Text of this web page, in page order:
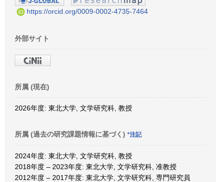
https://orcid.org/0009-0002-4735-7464
外部サイト
所属 (現在)
2026年度: 東北大学, 文学研究科, 教授
所属 (過去の研究課題情報に基づく) *注記
2024年度: 東北大学, 文学研究科, 教授
2018年度 – 2023年度: 東北大学, 文学研究科, 准教授
2012年度 – 2017年度: 東北大学, 文学研究科, 専門研究員